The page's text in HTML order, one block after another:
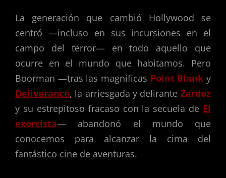
La generación que cambió Hollywood se
centró —incluso en sus incursiones en el
campo del terror— en todo aquello que
ocurre en el mundo que habitamos. Pero
Boorman —tras las magníficas Point Blank y
Deliverance, la arriesgada y delirante Zardoz
y su estrepitoso fracaso con la secuela de El
exorcista— abandonó el mundo que
conocemos para alcanzar la cima del
fantástico cine de aventuras.